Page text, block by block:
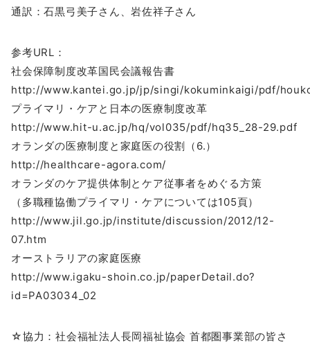
通訳：石黒弓美子さん、岩佐祥子さん
参考URL：
社会保障制度改革国民会議報告書
http://www.kantei.go.jp/jp/singi/kokuminkaigi/pdf/
プライマリ・ケアと日本の医療制度改革
http://www.hit-u.ac.jp/hq/vol035/pdf/hq35_28-29.pdf
オランダの医療制度と家庭医の役割（6.）
http://healthcare-agora.com/
オランダのケア提供体制とケア従事者をめぐる方策
（多職種協働プライマリ・ケアについては105頁）
http://www.jil.go.jp/institute/discussion/2012/12-
07.htm
オーストラリアの家庭医療
http://www.igaku-shoin.co.jp/paperDetail.do?
id=PA03034_02
☆協力：社会福祉法人長岡福祉協会 首都圏事業部の皆さ